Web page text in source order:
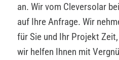
an. Wir vom Cleversolar
auf Ihre Anfrage. Wir
für Sie und Ihr Projekt
wir helfen Ihnen mit